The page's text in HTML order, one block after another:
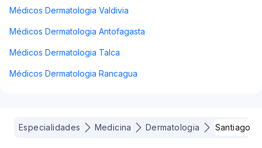
Médicos Dermatologia Valdivia
Médicos Dermatologia Antofagasta
Médicos Dermatologia Talca
Médicos Dermatologia Rancagua
Especialidades Medicina Dermatologia Santiago